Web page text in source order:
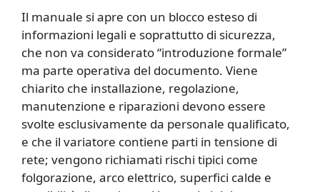
Il manuale si apre con un blocco esteso di
informazioni legali e soprattutto di sicurezza,
che non va considerato “introduzione formale”
ma parte operativa del documento. Viene
chiarito che installazione, regolazione,
manutenzione e riparazioni devono essere
svolte esclusivamente da personale qualificato,
e che il variatore contiene parti in tensione di
rete; vengono richiamati rischi tipici come
folgorazione, arco elettrico, superfici calde e